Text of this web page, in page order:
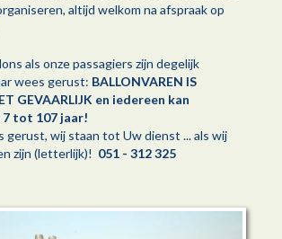
altijd welkom na afspraak op
als onze passagiers zijn degelijk
wees gerust: BALLONVAREN IS
GEVAARLIJK en iedereen kan
7 tot 107 jaar!
gerust, wij staan tot Uw dienst ... als wij
zijn (letterlijk)! 051 - 312 325